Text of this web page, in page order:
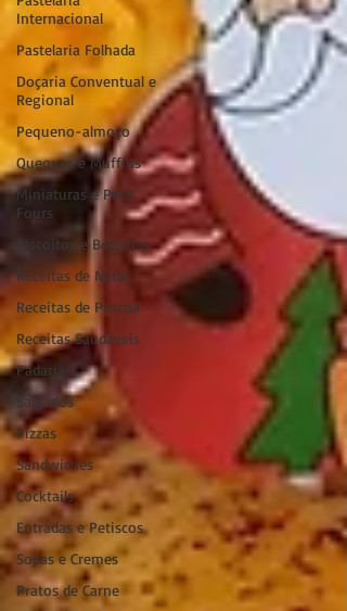
Internacional
Pastelaria Folhada
Doçaria Conventual e
Regional
Pequeno-almoço
Queques e Muffins
Miniaturas e Petit
Fours
Biscoitos e Bolachas
Receitas de Natal
Receitas de Páscoa
Receitas Saudáveis
Padaria
Salgados
Pizzas
Sandwiches
Cocktails
Entradas e Petiscos
Sopas e Cremes
Pratos de Carne